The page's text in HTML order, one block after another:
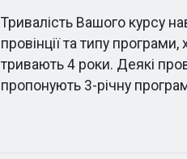
Тривалість Вашого курсу
провінції та типу програми,
тривають 4 роки. Деякі
пропонують 3-річну